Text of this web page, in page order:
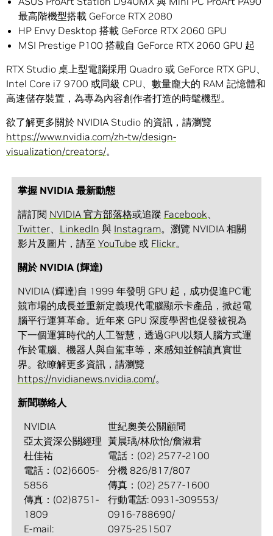
最高階機型搭載 GeForce RTX 2080
HP Envy Desktop 搭載 GeForce RTX 2060 GPU
MSI Prestige P100 搭載自 GeForce RTX 2060 GPU 起
RTX Studio 桌上型電腦採用 Quadro 或 GeForce RTX GPU、
Intel Core i7 9700 或同級 CPU、數量龐大的 RAM 記憶體和
高速儲存裝置，為專為內容創作者打造的時髦機型。
欲了解更多關於 NVIDIA Studio 的資訊，請瀏覽
https://www.nvidia.com/zh-tw/design-
visualization/creators/。
掌握 NVIDIA 最新動態
請訂閱 NVIDIA 官方部落格或追蹤 Facebook、
Twitter、 LinkedIn 與 Instagram。瀏覽 NVIDIA 相關
影片及圖片，請至 YouTube 或 Flickr。
關於 NVIDIA (輝達)
NVIDIA (輝達)自 1999 年發明 GPU 起，成功促進PC電
競市場的成長並重新定義現代電腦顯示卡產品，掀起電
腦平行運算革命。近年來 GPU 深度學習也促發被視為
下一個運算時代的人工智慧，透過GPU以類人腦方式運
作於電腦、機器人與自駕車等，來感知並解讀真實世
界。欲瞭解更多資訊，請瀏覽
https://nvidianews.nvidia.com/。
新聞聯絡人
NVIDIA
亞太資深公關經理
杜佳祐
電話：(02)6605-
5856
傳真：(02)8751-
1809
E-mail:
世紀奧美公關顧問
黃晨瑀/林欣怡/詹淑君
電話：(02) 2577-2100
分機 826/817/807
傳真：(02) 2577-1600
行動電話: 0931-309553/
0916-788690/
0975-251507